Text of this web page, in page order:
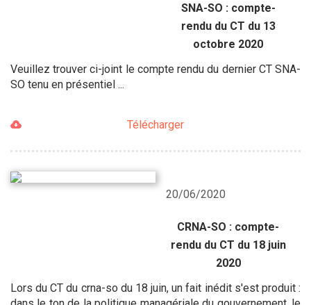
SNA-SO : compte-
rendu du CT du 13
octobre 2020
Veuillez trouver ci-joint le compte rendu du dernier CT SNA-
SO tenu en présentiel ...
Télécharger
20/06/2020
CRNA-SO : compte-
rendu du CT du 18 juin
2020
Lors du CT du crna-so du 18 juin, un fait inédit s'est produit :